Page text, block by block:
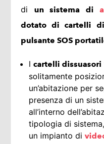
di un sistema di
dotato di cartelli
pulsante SOS
Icartelli dissuasori
solitamente
un’abitazione per
presenza di un
all’interno
tipologia di
un impianto di